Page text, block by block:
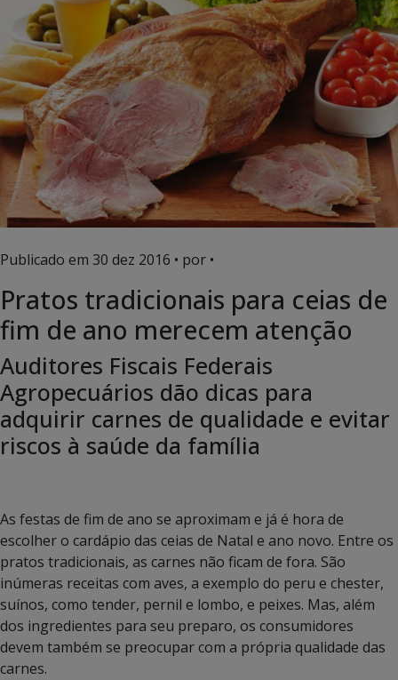
Publicado em 30 dez 2016 • por •
Pratos tradicionais para ceias de
fim de ano merecem atenção
Auditores Fiscais Federais
Agropecuários dão dicas para
adquirir carnes de qualidade e evitar
riscos à saúde da família
As festas de fim de ano se aproximam e já é hora de
escolher o cardápio das ceias de Natal e ano novo. Entre os
pratos tradicionais, as carnes não ficam de fora. São
inúmeras receitas com aves, a exemplo do peru e chester,
suínos, como tender, pernil e lombo, e peixes. Mas, além
dos ingredientes para seu preparo, os consumidores
devem também se preocupar com a própria qualidade das
carnes.